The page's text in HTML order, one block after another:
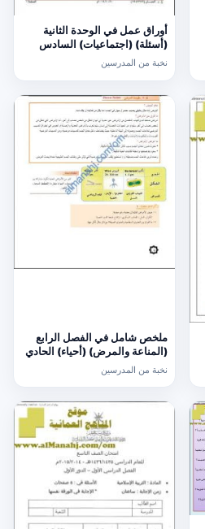
أوراق عمل في الوحدة الثانية
(أسئلة) (اجتماعيات) السادس
نخبة من المدرسين
ملخص شامل في الفصل الرابع
(المناعة والمرض) (أحياء) الحادي
نخبة من المدرسين